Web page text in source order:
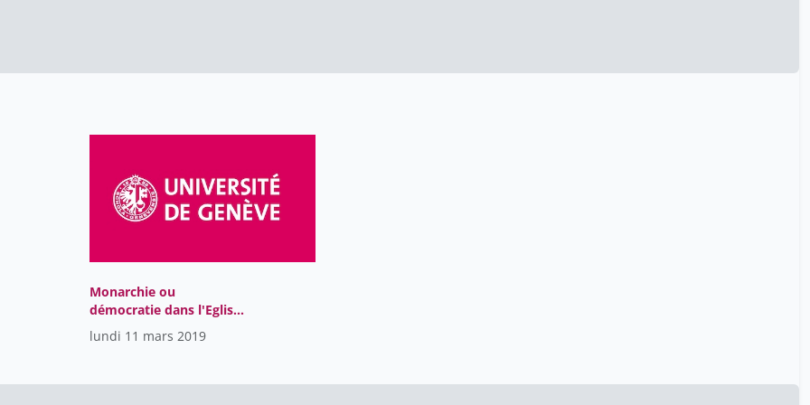
Monarchie ou
démocratie dans l'Eglise
catholique?
lundi 11 mars 2019